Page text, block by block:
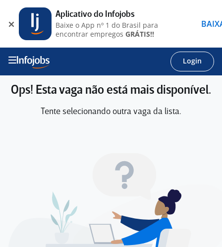
Login
Ops! Esta vaga não está mais disponível.
Tente selecionando outra vaga da lista.
Aplicativo do Infojobs
Baixe o App nº 1 do Brasil para
encontrar empregos GRÁTIS!!